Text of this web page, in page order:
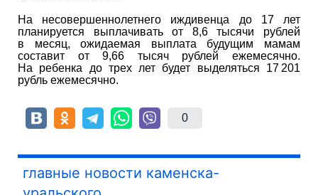
На несовершеннолетнего иждивенца до 17 лет
планируется выплачивать от 8,6 тысячи рублей
в месяц, ожидаемая выплата будущим мамам
составит от 9,66 тысяч рублей ежемесячно.
На ребенка до трех лет будет выделяться 17 201
рубль ежемесячно.
0
главные новости каменска-